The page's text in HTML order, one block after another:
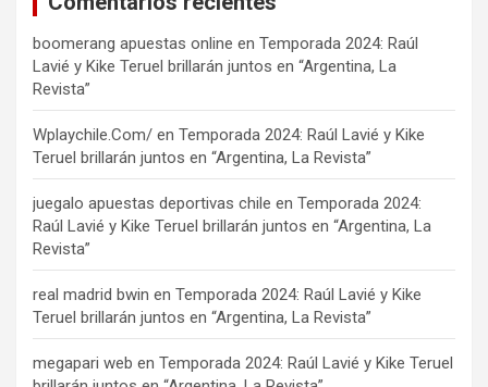
boomerang apuestas online en Temporada 2024: Raúl
Lavié y Kike Teruel brillarán juntos en “Argentina, La
Revista”
Wplaychile.Com/ en Temporada 2024: Raúl Lavié y Kike
Teruel brillarán juntos en “Argentina, La Revista”
juegalo apuestas deportivas chile en Temporada 2024:
Raúl Lavié y Kike Teruel brillarán juntos en “Argentina, La
Revista”
real madrid bwin en Temporada 2024: Raúl Lavié y Kike
Teruel brillarán juntos en “Argentina, La Revista”
megapari web en Temporada 2024: Raúl Lavié y Kike Teruel